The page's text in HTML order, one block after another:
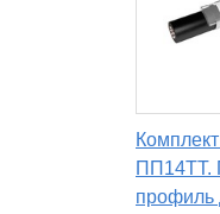
ПП14TT.
профиль